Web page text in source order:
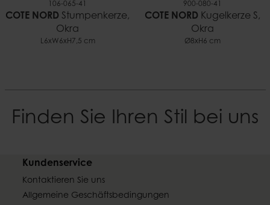
106-065-41
COTE NORD Stumpenkerze,
Okra
L6xW6xH7,5 cm
900-080-41
COTE NORD Kugelkerze S,
Okra
Ø8xH6 cm
Finden Sie Ihren Stil bei uns
Kundenservice
Kontaktieren Sie uns
Allgemeine Geschäftsbedingungen